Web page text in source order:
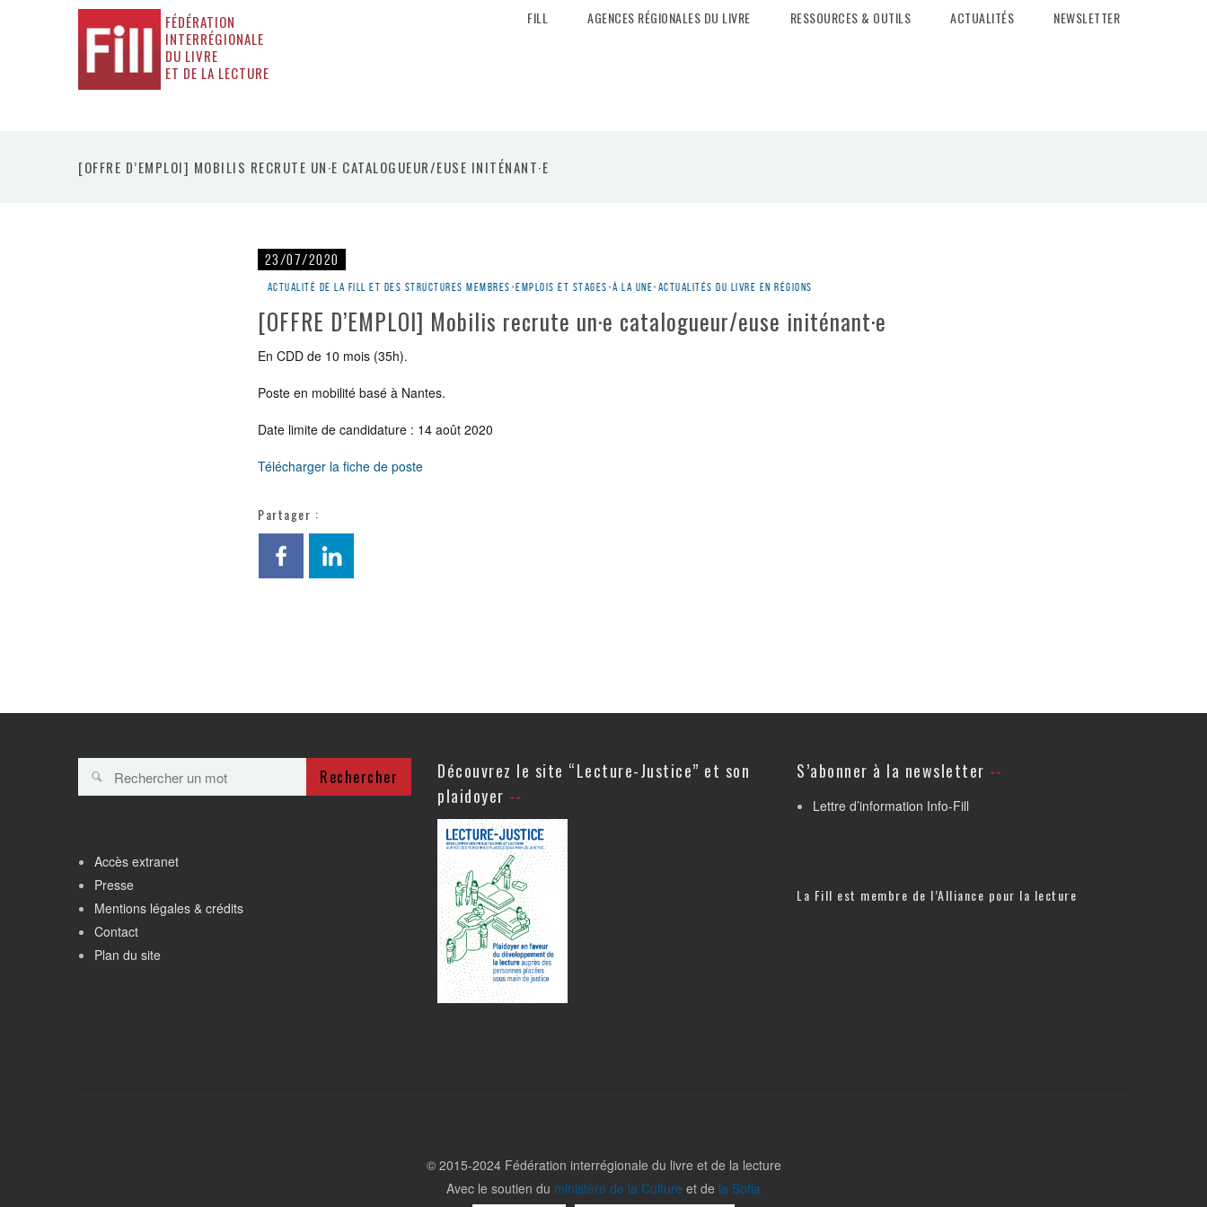
FÉDÉRATION
INTERRÉGIONALE
DU LIVRE
ET DE LA LECTURE
FILL AGENCES RÉGIONALES DU LIVRE RESSOURCES & OUTILS ACTUALITÉS NEWSLETTER
[OFFRE D’EMPLOI] MOBILIS RECRUTE UN·E CATALOGUEUR/EUSE INITÉNANT·E
23/07/2020
Actualité de la Fill et des structures membres •Emplois et stages •À la une•Actualités du livre en régions
[OFFRE D’EMPLOI] Mobilis recrute un·e catalogueur/euse initénant·e
En CDD de 10 mois (35h).
Poste en mobilité basé à Nantes.
Date limite de candidature : 14 août 2020
Télécharger la fiche de poste
Partager :
Rechercher
Accès extranet
Presse
Mentions légales & crédits
Contact
Plan du site
Découvrez le site “Lecture-Justice” et son
plaidoyer
S’abonner à la newsletter
Lettre d’information Info-Fill
La Fill est membre de l’Alliance pour la lecture
© 2015-2024 Fédération interrégionale du livre et de la lecture
Avec le soutien du ministère de la Culture et de la Sofia